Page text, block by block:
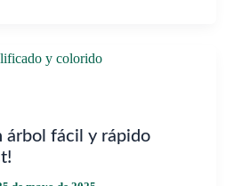
árbol fácil y rápido